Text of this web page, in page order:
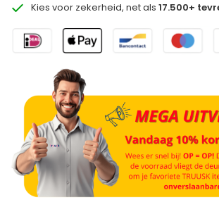
Kies voor zekerheid, net als17.500+